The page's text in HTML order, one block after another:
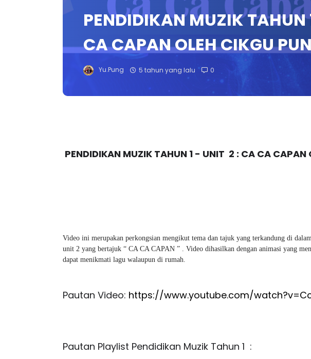
PENDIDIKAN MUZIK TAHUN
CA CAPAN OLEH CIKGU
Yu.Pung 5 tahun yang lalu 0
PENDIDIKAN MUZIK TAHUN 1 - UNIT  2 : CA CA CAPAN
Video ini merupakan perkongsian mengikut tema dan tajuk yang terkandung di
unit 2 yang bertajuk “ CA CA CAPAN ” . Video dihasilkan dengan animasi yang
dapat menikmati lagu walaupun di rumah.
Pautan Video: https://www.youtube.com/
Pautan Playlist Pendidikan Muzik Tahun 1  :